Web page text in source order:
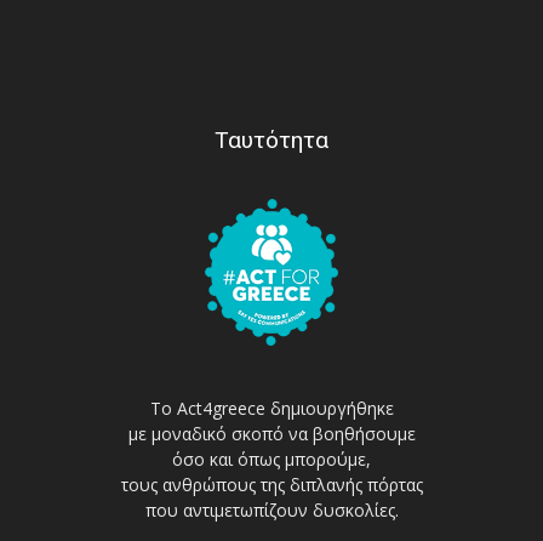
Ταυτότητα
Το Act4greece δημιουργήθηκε
με μοναδικό σκοπό να βοηθήσουμε
όσο και όπως μπορούμε,
τους ανθρώπους της διπλανής πόρτας
που αντιμετωπίζουν δυσκολίες.